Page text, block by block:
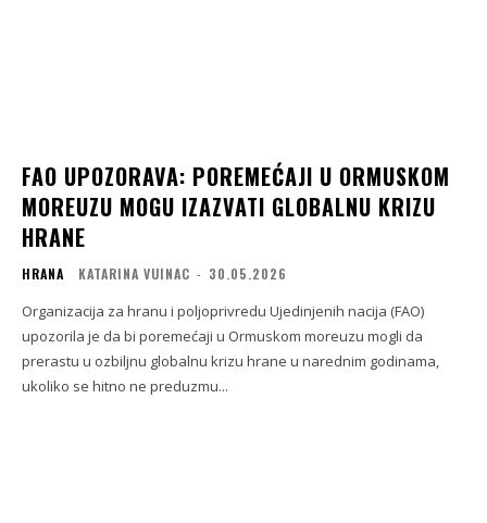
FAO UPOZORAVA: POREMEĆAJI U ORMUSKOM
MOREUZU MOGU IZAZVATI GLOBALNU KRIZU
HRANE
HRANA KATARINA VUINAC - 30.05.2026
Organizacija za hranu i poljoprivredu Ujedinjenih nacija (FAO)
upozorila je da bi poremećaji u Ormuskom moreuzu mogli da
prerastu u ozbiljnu globalnu krizu hrane u narednim godinama,
ukoliko se hitno ne preduzmu...